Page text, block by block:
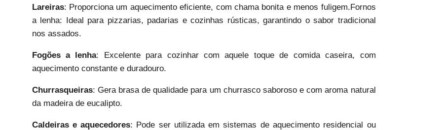
Lareiras: Proporciona um aquecimento eficiente, com chama bonita e menos fuligem.Fornos
a lenha: Ideal para pizzarias, padarias e cozinhas rústicas, garantindo o sabor tradicional
nos assados.
Fogões a lenha: Excelente para cozinhar com aquele toque de comida caseira, com
aquecimento constante e duradouro.
Churrasqueiras: Gera brasa de qualidade para um churrasco saboroso e com aroma natural
da madeira de eucalipto.
Caldeiras e aquecedores: Pode ser utilizada em sistemas de aquecimento residencial ou